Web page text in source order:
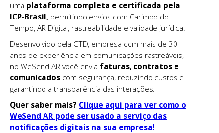
uma plataforma completa e certificada pela
ICP-Brasil, permitindo envios com Carimbo do
Tempo, AR Digital, rastreabilidade e validade jurídica.
Desenvolvido pela CTD, empresa com mais de 30
anos de experiência em comunicações rastreáveis,
no WeSend AR você envia faturas, contratos e
comunicados com segurança, reduzindo custos e
garantindo a transparência das interações.
Quer saber mais? Clique aqui para ver como o
WeSend AR pode ser usado a serviço das
notificações digitais na sua empresa!